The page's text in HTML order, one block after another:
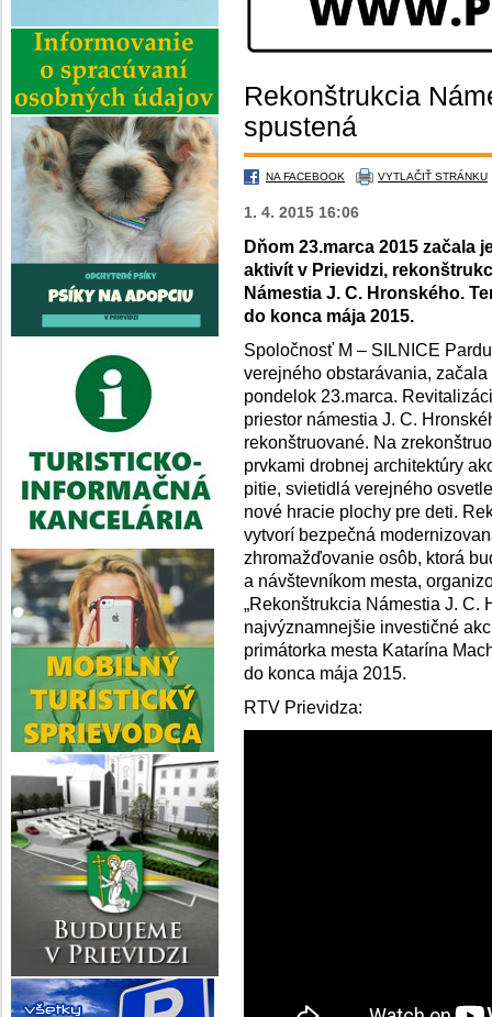
Rekonštrukcia
spustená
NA FACEBOOK VYTLAČIŤ STRÁNKU
1. 4. 2015 16:06
Dňom 23.marca 2015 začala
aktivít v Prievidzi,
Námestia J. C. Hronského.
do konca mája 2015.
Spoločnosť M – SILNICE
verejného obstarávania,
pondelok 23.marca.
priestor námestia J. C.
rekonštruované. Na
prvkami drobnej architektúry
pitie, svietidlá verejného
nové hracie plochy pre deti.
vytvorí bezpečná
zhromažďovanie osôb, ktorá
a návštevníkom mesta,
„Rekonštrukcia Námestia J.
najvýznamnejšie investičné
primátorka mesta Katarína
do konca mája 2015.
RTV Prievidza: